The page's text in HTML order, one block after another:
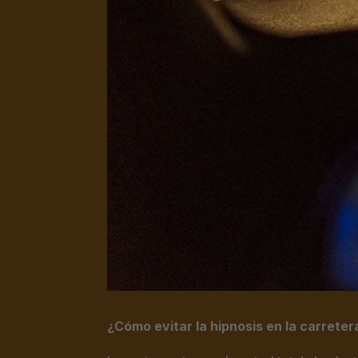
¿Cómo evitar la hipnosis en la